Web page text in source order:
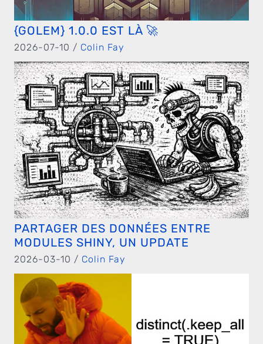
{GOLEM} 1.0.0 EST LÀ 🚀
2026-07-10 / Colin Fay
PARTAGER DES DONNÉES ENTRE
MODULES SHINY, UN UPDATE
2026-03-10 / Colin Fay